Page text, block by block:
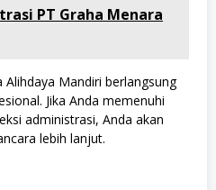
PT Graha Menara
Alihdaya Mandiri berlangsung
Jika Anda memenuhi
administrasi, Anda akan
lebih lanjut.